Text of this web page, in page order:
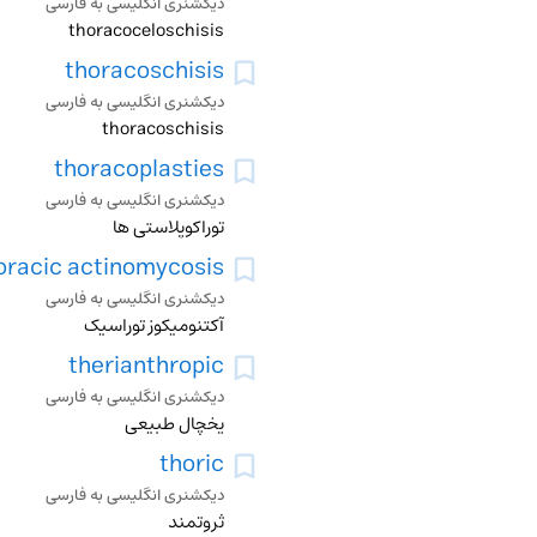
thoracoceloschisis
thoracoschisis
دیکشنری انگلیسی به فارسی
thoracoschisis
thoracoplasties
دیکشنری انگلیسی به فارسی
توراکوپلاستی ها
actinomycosis
دیکشنری انگلیسی به فارسی
آکتنومیکوز توراسیک
therianthropic
دیکشنری انگلیسی به فارسی
یخچال طبیعی
thoric
دیکشنری انگلیسی به فارسی
ثروتمند